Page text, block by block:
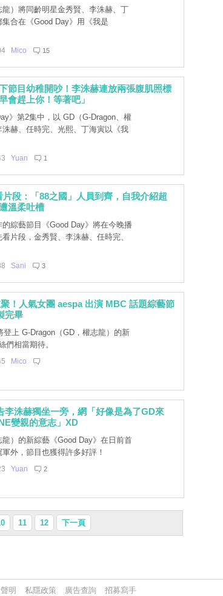
）將同齡明星金秀賢、李洙赫、丁
合在《Good Day》用《我是
Mico 15
節目幼稚開吵！李洙赫連放兩張腹肌照標
會趕上你！等著吧」
》第2集中，以 GD（G-Dragon、權
赫、任時完、光熙、丁海寅以《我
Yuan 1
片段：「88之國」人員到齊，自我介紹超
溫柔吐槽
綜藝節目《Good Day》將在今晚播
片段，金秀賢、李洙赫、任時完、
Sani 3
！人氣女團 aespa 出演 MBC 話題綜藝節
完畢
上 G-Dragon（GD，權志龍）的新
們相當期待。
Mico
李洙赫獨坐一旁，網「好像是為了GD來
變親的意志」XD
）的新綜藝《Good Day》在日前首
外，節目也獲得許多好評！
Yuan 2
11 12 下一頁
明 私隱政策 廣告查詢 招募寫手